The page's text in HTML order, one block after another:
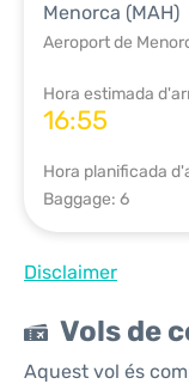
Menorca (MAH)
Aeroport de
Hora estimada
16:55
Hora planificada
Baggage: 6
Disclaimer
Vols de
Aquest vol és